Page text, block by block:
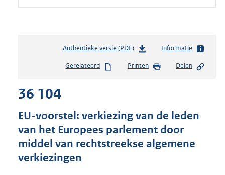
Authentieke versie (PDF)b
s
g
r
Informatie
Gerelateerd Printen Delen
36 104
EU-voorstel: verkiezing van de leden
van het Europees parlement door
middel van rechtstreekse algemene
verkiezingen